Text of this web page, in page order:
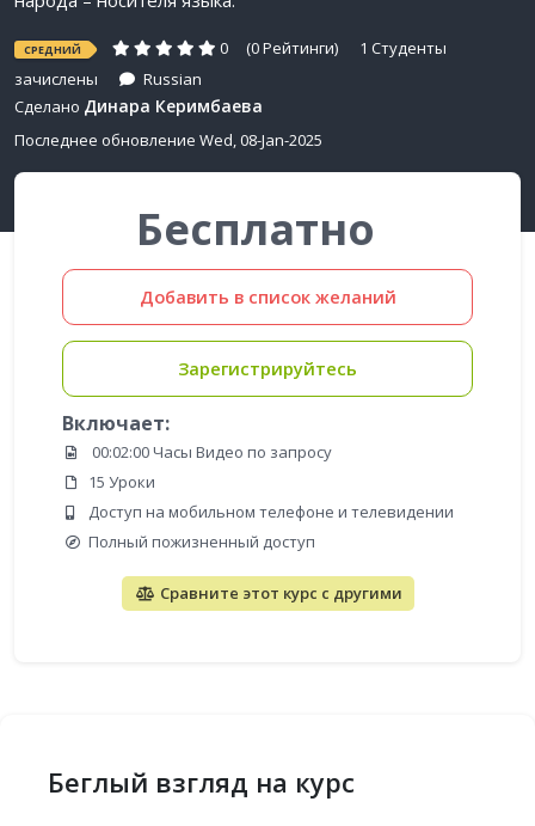
СРЕДНИЙ 0 (0 Рейтинги)
1 Студенты
зачислены
Russian
Сделано Динара Керимбаева
Последнее обновление Wed, 08-Jan-2025
Беглый взгляд на курс
Бесплатно
Добавить в список желаний
Зарегистрируйтесь
Включает:
00:02:00 Часы Видео по запросу
15 Уроки
Доступ на мобильном телефоне и телевидении
Полный пожизненный доступ
Сравните этот курс с другими